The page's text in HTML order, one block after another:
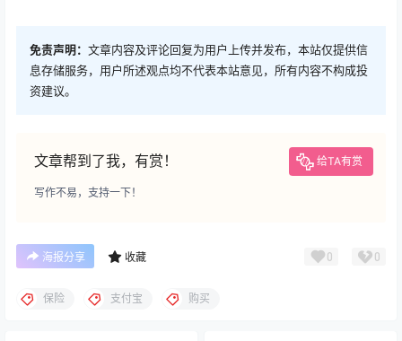
免责声明： 文章内容及评论回复为用户上传并发布，本站仅提供信
息存储服务，用户所述观点均不代表本站意见，所有内容不构成投
资建议。
文章帮到了我，有赏！ 给TA有赏
写作不易，支持一下！
海报分享 收藏 0 0
保险 支付宝 购买